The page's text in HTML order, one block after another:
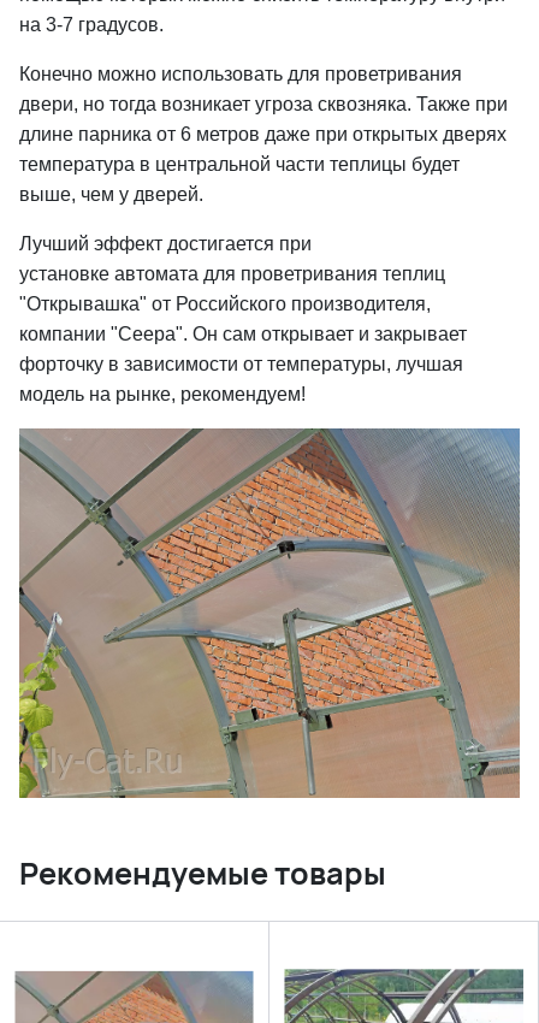
на 3-7 градусов.
Конечно можно использовать для проветривания
двери, но тогда возникает угроза сквозняка. Также при
длине парника от 6 метров даже при открытых дверях
температура в центральной части теплицы будет
выше, чем у дверей.
Лучший эффект достигается при
установке автомата для проветривания теплиц
"Открывашка" от Российского производителя,
компании "Сеера". Он сам открывает и закрывает
форточку в зависимости от температуры, лучшая
модель на рынке, рекомендуем!
Рекомендуемые товары